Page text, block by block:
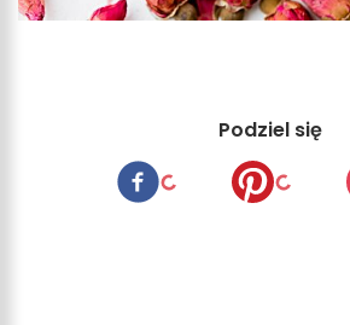
Podziel się